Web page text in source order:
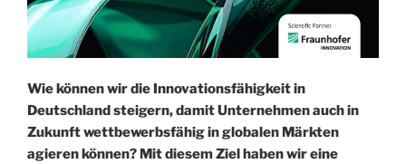
Wie können wir die Innovationsfähigkeit in
Deutschland steigern, damit Unternehmen auch in
Zukunft wettbewerbsfähig in globalen Märkten
agieren können? Mit diesem Ziel haben wir eine